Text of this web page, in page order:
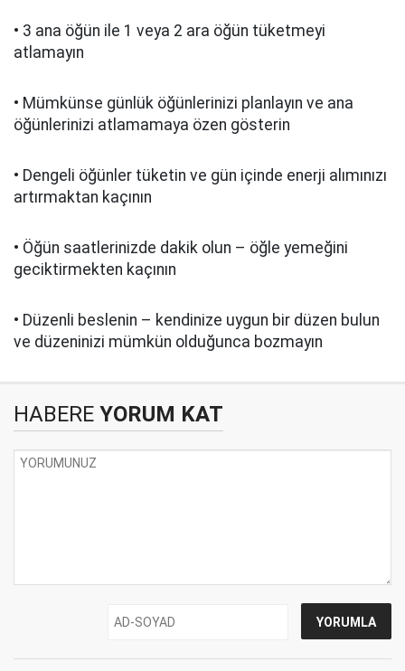
• 3 ana öğün ile 1 veya 2 ara öğün tüketmeyi
atlamayın
• Mümkünse günlük öğünlerinizi planlayın ve ana
öğünlerinizi atlamamaya özen gösterin
• Dengeli öğünler tüketin ve gün içinde enerji alımınızı
artırmaktan kaçının
• Öğün saatlerinizde dakik olun – öğle yemeğini
geciktirmekten kaçının
• Düzenli beslenin – kendinize uygun bir düzen bulun
ve düzeninizi mümkün olduğunca bozmayın
HABERE YORUM KAT